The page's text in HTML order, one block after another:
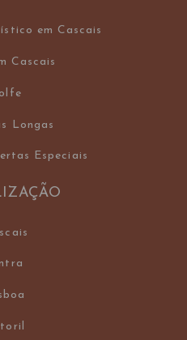
em Cascais
Cascais
Longas
Especiais